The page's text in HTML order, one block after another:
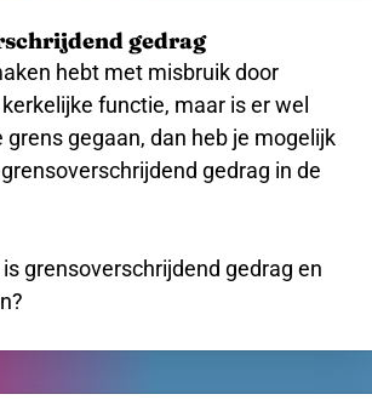
gedrag
hebt met misbruik door
functie, maar is er wel
grens gegaan, dan heb je mogelijk
gedrag in de
grensoverschrijdend gedrag en